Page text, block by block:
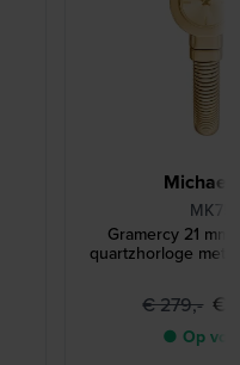
Michael
Gramercy 21
quartzhorloge met
€ 279,- €
● Op